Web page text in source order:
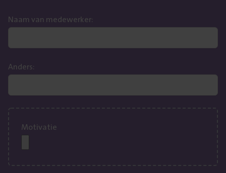
Naam van medewerker:
Anders:
Motivatie